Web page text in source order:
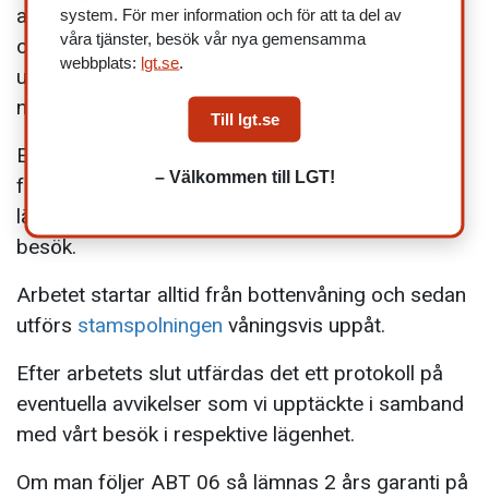
avisering själva ha informerat sina medlemmar
om det kommande arbetet så att inte förvirring
uppstår. Det skall även framgå hur själva
nyckelhanteringen kommer att ske.
Entreprenören aviserar om tillträde ca 10 dagar
före tillträde där det skall framgå hur
lägenhetsinnehavaren skall förbereda före vårt
besök.
Arbetet startar alltid från bottenvåning och sedan
utförs stamspolningen våningsvis uppåt.
Efter arbetets slut utfärdas det ett protokoll på
eventuella avvikelser som vi upptäckte i samband
med vårt besök i respektive lägenhet.
Om man följer ABT 06 så lämnas 2 års garanti på
system. För mer information och för att ta del av
våra tjänster, besök vår nya gemensamma
webbplats: lgt.se.
Till lgt.se
– Välkommen till LGT!